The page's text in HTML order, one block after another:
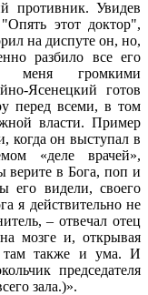
противник. Увидев
этот доктор",
на диспуте он, но,
разбило все его
меня громкими
Ясенецкий готов
перед всеми, в том
власти. Пример
когда он выступал в
«деле врачей»,
верите в Бога, поп и
его видели, своего
я действительно не
– отвечал отец
мозге и, открывая
там также и ума. И
председателя
зала.)».